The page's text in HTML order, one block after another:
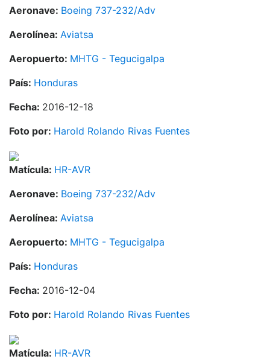
Aeronave: Boeing 737-232/Adv
Aerolínea: Aviatsa
Aeropuerto: MHTG - Tegucigalpa
País: Honduras
Fecha: 2016-12-18
Foto por: Harold Rolando Rivas Fuentes
Matícula: HR-AVR
Aeronave: Boeing 737-232/Adv
Aerolínea: Aviatsa
Aeropuerto: MHTG - Tegucigalpa
País: Honduras
Fecha: 2016-12-04
Foto por: Harold Rolando Rivas Fuentes
Matícula: HR-AVR